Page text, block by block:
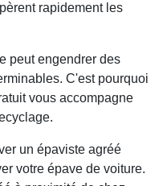
rapidement les
peut engendrer des
C'est pourquoi
vous accompagne
un épaviste agréé
votre épave de voiture.